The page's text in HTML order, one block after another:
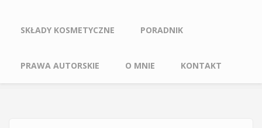
SKŁADY KOSMETYCZNE PORADNIK
PRAWA AUTORSKIE O MNIE KONTAKT